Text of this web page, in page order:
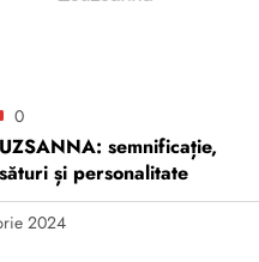
0
semnificație,
și personalitate
2024